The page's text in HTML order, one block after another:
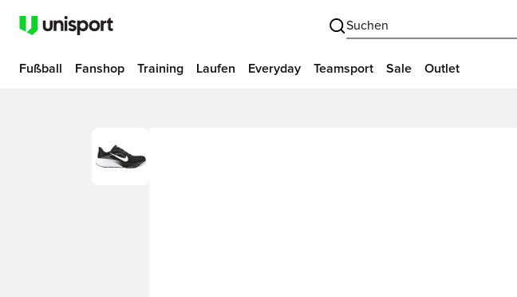
Suchen
Fußball Fanshop Training Laufen Everyday Teamsport Sale Outlet